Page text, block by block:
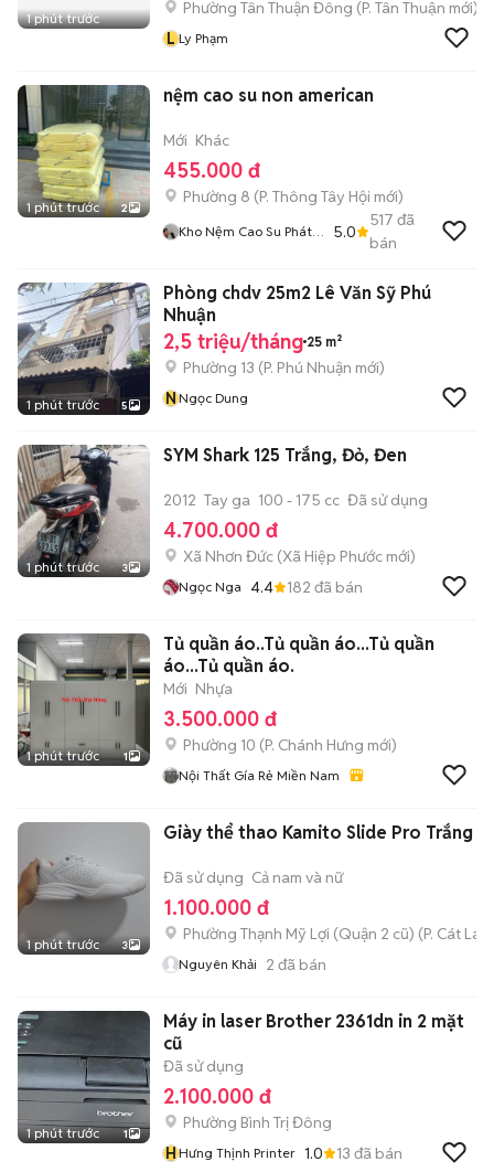
1 phút trước
Phường Tân Thuận Đông (P. Tân Thuận mới)
L Ly Phạm
1 phút trước 2
nệm cao su non american
Mới Khác
455.000 đ
Phường 8 (P. Thông Tây Hội mới)
Kho Nệm Cao Su Phát
5.0
517 đã
bán
1 phút trước 5
Phòng chdv 25m2 Lê Văn Sỹ Phú
Nhuận
2,5 triệu/tháng 25 m²
Phường 13 (P. Phú Nhuận mới)
NNgọc Dung
1 phút trước 3
SYM Shark 125 Trắng, Đỏ, Đen
2012 Tay ga 100 - 175 cc Đã sử dụng
4.700.000 đ
Xã Nhơn Đức (Xã Hiệp Phước mới)
Ngọc Nga 4.4 182 đã bán
1 phút trước 1
Tủ quần áo..Tủ quần áo...Tủ quần
áo...Tủ quần áo.
Mới Nhựa
3.500.000 đ
Phường 10 (P. Chánh Hưng mới)
Nội Thất Gía Rẻ Miền Nam
1 phút trước 3
Giày thể thao Kamito Slide Pro Trắng
Đã sử dụng Cả nam và nữ
1.100.000 đ
Phường Thạnh Mỹ Lợi (Quận 2 cũ) (P. Cát Lái
Nguyên Khải 2 đã bán
1 phút trước 1
Máy in laser Brother 2361dn in 2 mặt
cũ
Đã sử dụng
2.100.000 đ
Phường Bình Trị Đông
HHưng Thịnh Printer 1.0 13 đã bán